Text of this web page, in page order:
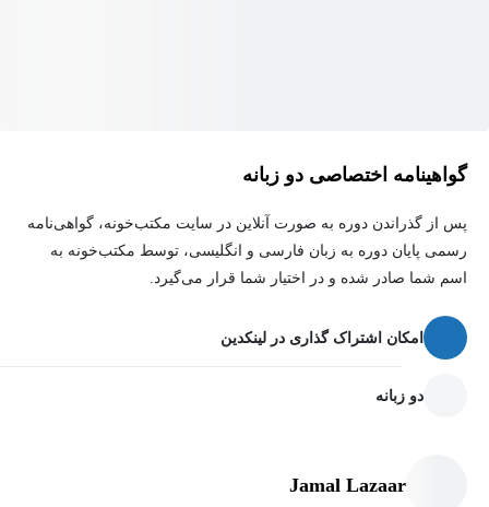
روشنایی، سرعت و انعطاف پیش بروید.
گواهینامه اختصاصی دو زبانه
پس از گذراندن دوره به صورت آنلاین در سایت مکتب‌خونه، گواهی‌نامه
رسمی پایان دوره به زبان فارسی و انگلیسی، توسط مکتب‌خونه به
اسم شما صادر شده و در اختیار شما قرار می‌گیرد.
امکان اشتراک گذاری در لینکدین
دو زبانه
Jamal Lazaar